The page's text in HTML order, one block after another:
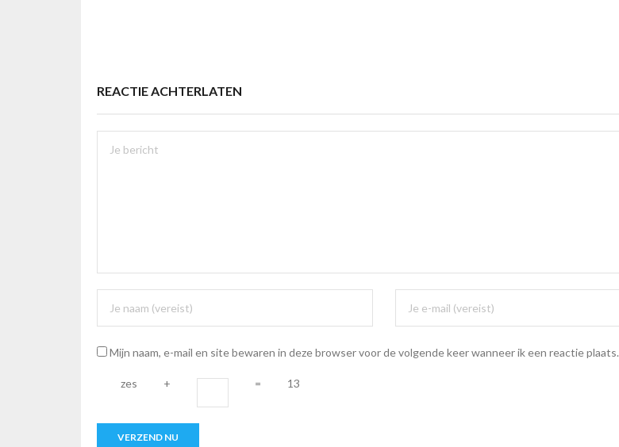
REACTIE ACHTERLATEN
Mijn naam, e-mail en site bewaren in deze browser voor de volgende keer wanneer ik een reactie plaats.
zes + = 13